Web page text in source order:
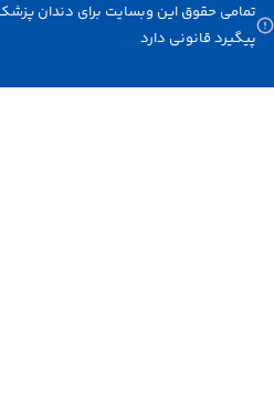
حقوق این وبسایت برای دندان پزشکی
قانونی دارد